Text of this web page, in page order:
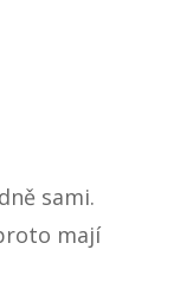
sami.
mají